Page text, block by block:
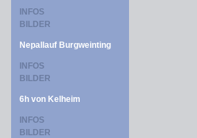
INFOS
BILDER
Nepallauf Burgweinting
INFOS
BILDER
6h von Kelheim
INFOS
BILDER